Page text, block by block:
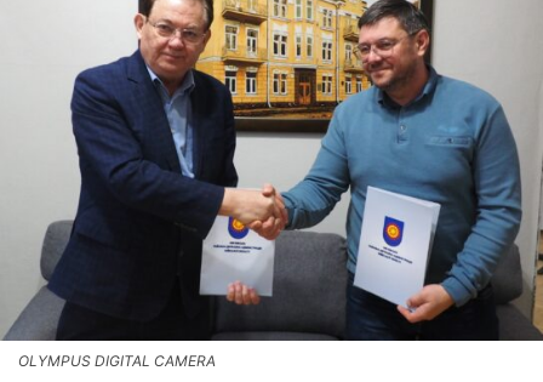
OLYMPUS DIGITAL CAMERA